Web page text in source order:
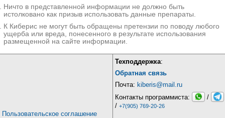
Ничто в представленной информации не должно быть
истолковано как призыв использовать данные препараты.
К Киберис не могут быть обращены претензии по поводу любого
ущерба или вреда, понесенного в результате использования
размещенной на сайте информации.
Пользовательское соглашение
Техподдержка:
Обратная связь
Почта: kiberis@mail.ru
Контакты программиста:
/
/ +7(905) 769-20-26